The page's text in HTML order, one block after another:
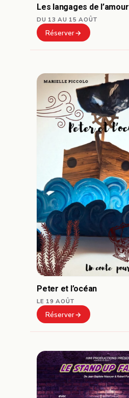
Les langages de l’amour
DU 13 AU 15 AOÛT
Réserver
Peter et l’océan
LE 19 AOÛT
Réserver